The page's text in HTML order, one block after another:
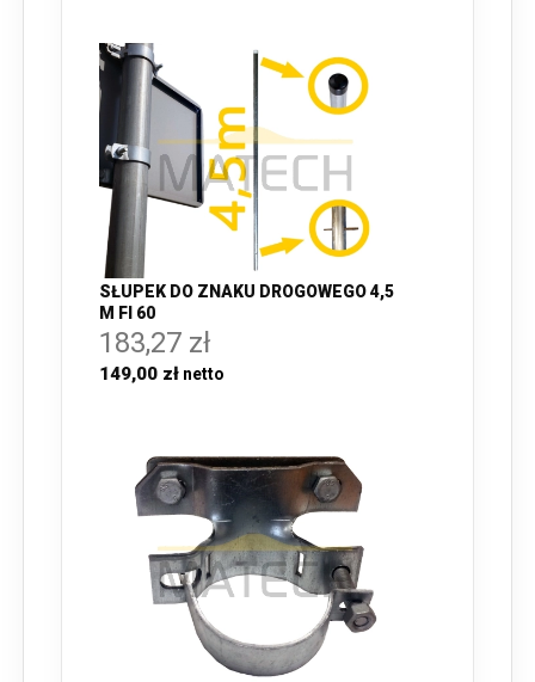
SŁUPEK DO ZNAKU DROGOWEGO 4,5
M FI 60
183,27 zł
149,00 zł